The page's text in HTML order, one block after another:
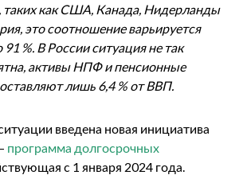
таких как США, Канада, Нидерланды
это соотношение варьируется
91 %. В России ситуация не так
активы НПФ и пенсионные
лишь 6,4 % от ВВП.
введена новая инициатива
программа долгосрочных
с 1 января 2024 года.